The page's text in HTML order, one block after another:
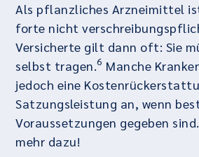
Als pflanzliches Arzneimittel ist
forte nicht
Versicherte gilt dann oft: Sie
selbst tragen.6 Manche
jedoch eine
Satzungsleistung an, wenn
Voraussetzungen gegeben
mehr dazu!